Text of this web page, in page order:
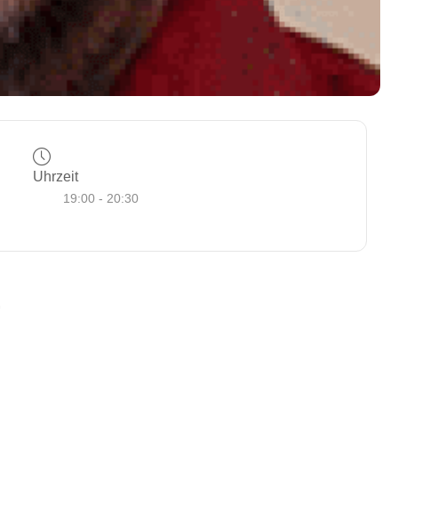
Uhrzeit
19:00 - 20:30